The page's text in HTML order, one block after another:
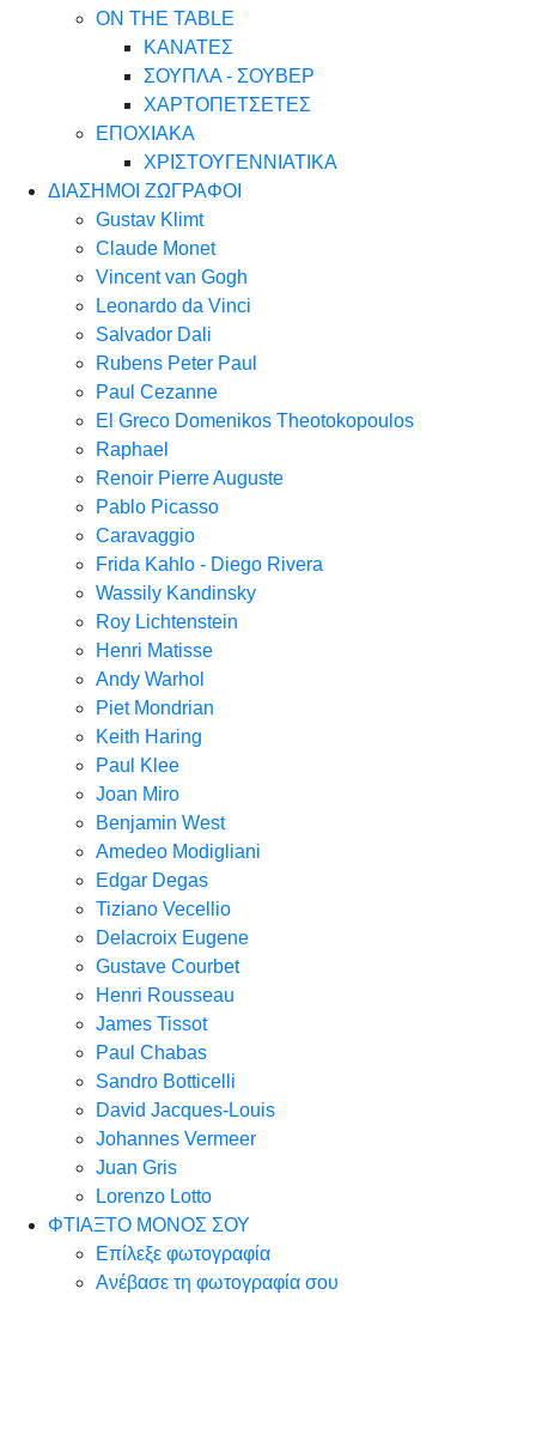
ON THE TABLE
ΚΑΝΑΤΕΣ
ΣΟΥΠΛΑ - ΣΟΥΒΕΡ
ΧΑΡΤΟΠΕΤΣΕΤΕΣ
ΕΠΟΧΙΑΚΑ
ΧΡΙΣΤΟΥΓΕΝΝΙΑΤΙΚΑ
ΔΙΑΣΗΜΟΙ ΖΩΓΡΑΦΟΙ
Gustav Klimt
Claude Monet
Vincent van Gogh
Leonardo da Vinci
Salvador Dali
Rubens Peter Paul
Paul Cezanne
El Greco Domenikos Theotokopoulos
Raphael
Renoir Pierre Auguste
Pablo Picasso
Caravaggio
Frida Kahlo - Diego Rivera
Wassily Kandinsky
Roy Lichtenstein
Henri Matisse
Andy Warhol
Piet Mondrian
Keith Haring
Paul Klee
Joan Miro
Benjamin West
Amedeo Modigliani
Edgar Degas
Tiziano Vecellio
Delacroix Eugene
Gustave Courbet
Henri Rousseau
James Tissot
Paul Chabas
Sandro Botticelli
David Jacques-Louis
Johannes Vermeer
Juan Gris
Lorenzo Lotto
ΦΤΙΑΞΤΟ ΜΟΝΟΣ ΣΟΥ
Επίλεξε φωτογραφία
Ανέβασε τη φωτογραφία σου